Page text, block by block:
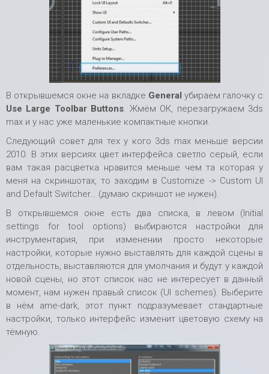
В открывшемся окне на вкладке General убираем галочку с
Use Large Toolbar Buttons. Жмём ОК, перезагружаем 3ds
max и у нас уже маленькие компактные кнопки.
Следующий совет для тех у кого 3ds max меньше версии
2010. В этих версиях цвет интерфейса светло серый, если
вам такая расцветка нравится меньше чем та которая у
меня на скриншотах, то заходим в Customize -> Custom UI
and Default Switcher… (думаю скриншот не нужен).
В открывшемся окне есть два списка, в левом (Initial
settings for tool options) выбираются настройки для
инструментария, при изменении просто некоторые
настройки, которые нужно выставлять для каждой сцены в
отдельность, выставляются для умолчания и будут у каждой
новой сцены, но этот список нас не интересует в данный
момент, нам нужен правый список (UI schemes). Выберите
в нём ame-dark, этот пункт подразумевает стандартные
настройки, только интерфейс изменит цветовую схему на
тёмную.